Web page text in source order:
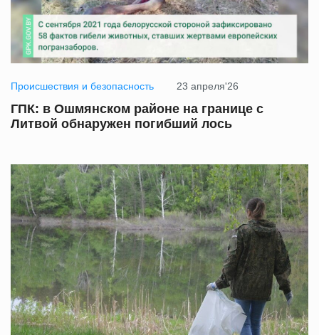
Происшествия и безопасность 23 апреля'26
ГПК: в Ошмянском районе на границе с
Литвой обнаружен погибший лось